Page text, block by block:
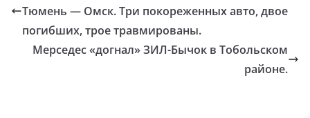
Тюмень — Омск. Три покореженных авто, двое
погибших, трое травмированы.
Мерседес «догнал» ЗИЛ-Бычок в Тобольском
районе.